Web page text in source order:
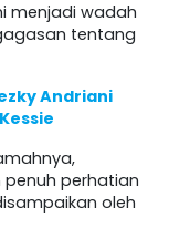
menjadi wadah
tentang
Andriani
perhatian
oleh